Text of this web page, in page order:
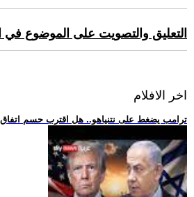
التعليق والتصويت على الموضوع في
اخر الافلام
.. ترامب يضغط على نتنياهو.. هل اقترب حسم